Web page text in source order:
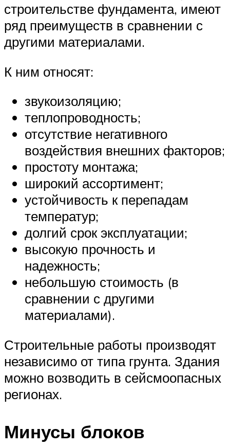
строительстве фундамента, имеют
ряд преимуществ в сравнении с
другими материалами.
К ним относят:
звукоизоляцию;
теплопроводность;
отсутствие негативного
воздействия внешних факторов;
простоту монтажа;
широкий ассортимент;
устойчивость к перепадам
температур;
долгий срок эксплуатации;
высокую прочность и
надежность;
небольшую стоимость (в
сравнении с другими
материалами).
Строительные работы производят
независимо от типа грунта. Здания
можно возводить в сейсмоопасных
регионах.
Минусы блоков